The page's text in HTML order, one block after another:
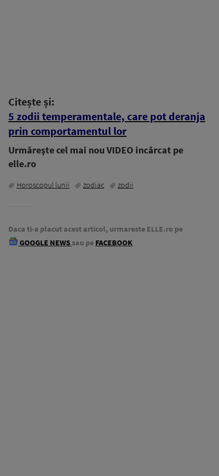
Citește și:
5 zodii temperamentale, care pot deranja
prin comportamentul lor
Urmăreşte cel mai nou VIDEO incărcat pe
elle.ro
Horoscopul lunii zodiac zodii
Daca ti-a placut acest articol, urmareste ELLE.ro pe
GOOGLE NEWS sau pe FACEBOOK